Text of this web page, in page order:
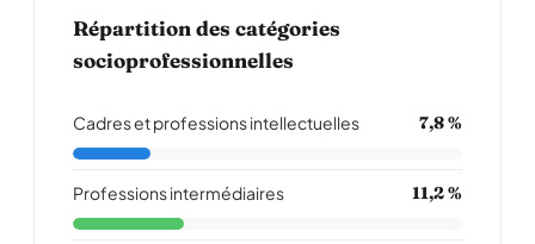
Répartition des catégories
socioprofessionnelles
Cadres et professions intellectuelles 7,8 %
Professions intermédiaires 11,2 %